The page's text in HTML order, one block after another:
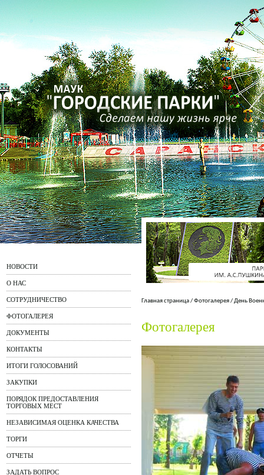
НОВОСТИ
О НАС
СОТРУДНИЧЕСТВО
ФОТОГАЛЕРЕЯ
ДОКУМЕНТЫ
КОНТАКТЫ
ИТОГИ ГОЛОСОВАНИЙ
ЗАКУПКИ
ПОРЯДОК ПРЕДОСТАВЛЕНИЯ
ТОРГОВЫХ МЕСТ
НЕЗАВИСИМАЯ ОЦЕНКА КАЧЕСТВА
ТОРГИ
ОТЧЕТЫ
ЗАДАТЬ ВОПРОС
Главная страница/Фотогалерея/День
Фотогалерея